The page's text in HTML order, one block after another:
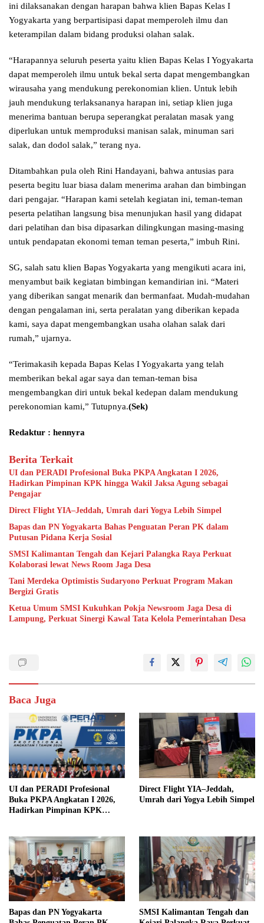
ini dilaksanakan dengan harapan bahwa klien Bapas Kelas I
Yogyakarta yang berpartisipasi dapat memperoleh ilmu dan
keterampilan dalam bidang produksi olahan salak.
“Harapannya seluruh peserta yaitu klien Bapas Kelas I Yogyakarta
dapat memperoleh ilmu untuk bekal serta dapat mengembangkan
wirausaha yang mendukung perekonomian klien. Untuk lebih
jauh mendukung terlaksananya harapan ini, setiap klien juga
menerima bantuan berupa seperangkat peralatan masak yang
diperlukan untuk memproduksi manisan salak, minuman sari
salak, dan dodol salak,” terang nya.
Ditambahkan pula oleh Rini Handayani, bahwa antusias para
peserta begitu luar biasa dalam menerima arahan dan bimbingan
dari pengajar. “Harapan kami setelah kegiatan ini, teman-teman
peserta pelatihan langsung bisa menunjukan hasil yang didapat
dari pelatihan dan bisa dipasarkan dilingkungan masing-masing
untuk pendapatan ekonomi teman teman peserta,” imbuh Rini.
SG, salah satu klien Bapas Yogyakarta yang mengikuti acara ini,
menyambut baik kegiatan bimbingan kemandirian ini. “Materi
yang diberikan sangat menarik dan bermanfaat. Mudah-mudahan
dengan pengalaman ini, serta peralatan yang diberikan kepada
kami, saya dapat mengembangkan usaha olahan salak dari
rumah,” ujarnya.
“Terimakasih kepada Bapas Kelas I Yogyakarta yang telah
memberikan bekal agar saya dan teman-teman bisa
mengembangkan diri untuk bekal kedepan dalam mendukung
perekonomian kami,” Tutupnya.(Sek)
Redaktur : hennyra
Berita Terkait
UI dan PERADI Profesional Buka PKPA Angkatan I 2026,
Hadirkan Pimpinan KPK hingga Wakil Jaksa Agung sebagai
Pengajar
Direct Flight YIA–Jeddah, Umrah dari Yogya Lebih Simpel
Bapas dan PN Yogyakarta Bahas Penguatan Peran PK dalam
Putusan Pidana Kerja Sosial
SMSI Kalimantan Tengah dan Kejari Palangka Raya Perkuat
Kolaborasi lewat News Room Jaga Desa
Tani Merdeka Optimistis Sudaryono Perkuat Program Makan
Bergizi Gratis
Ketua Umum SMSI Kukuhkan Pokja Newsroom Jaga Desa di
Lampung, Perkuat Sinergi Kawal Tata Kelola Pemerintahan Desa
Baca Juga
UI dan PERADI Profesional
Buka PKPA Angkatan I 2026,
Hadirkan Pimpinan KPK
Direct Flight YIA–Jeddah,
Umrah dari Yogya Lebih Simpel
Bapas dan PN Yogyakarta
SMSI Kalimantan Tengah dan